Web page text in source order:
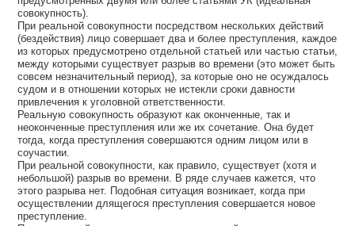
совокупность).
При реальной совокупности посредством нескольких действий
(бездействия) лицо совершает два и более преступления, каждое
из которых предусмотрено отдельной статьей или частью статьи,
между которыми существует разрыв во времени (это может быть
совсем незначительный период), за которые оно не осуждалось
судом и в отношении которых не истекли сроки давности
привлечения к уголовной ответственности.
Реальную совокупность образуют как оконченные, так и
неоконченные преступления или же их сочетание. Она будет
тогда, когда преступления совершаются одним лицом или в
соучастии.
При реальной совокупности, как правило, существует (хотя и
небольшой) разрыв во времени. В ряде случаев кажется, что
этого разрыва нет. Подобная ситуация возникает, когда при
осуществлении длящегося преступления совершается новое
преступление.